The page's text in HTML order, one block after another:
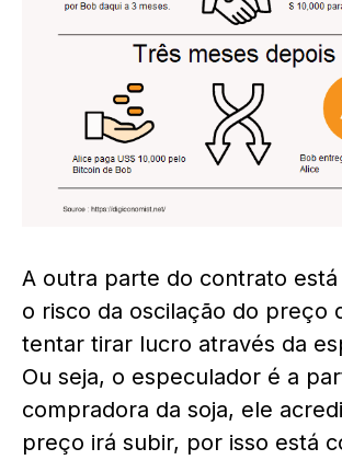
A outra parte do contrato está
o risco da oscilação do preço
tentar tirar lucro através da
Ou seja, o especulador é a
compradora da soja, ele
preço irá subir, por isso está